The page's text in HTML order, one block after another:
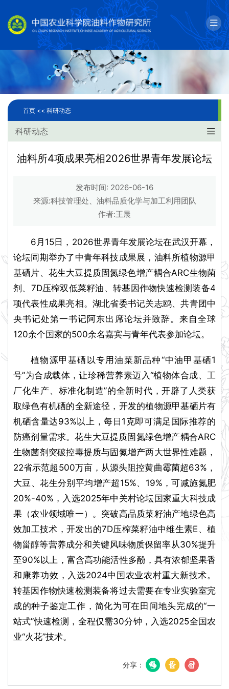
English 邮箱
科学研究
人才队伍
研究生教育
首页 << 科研动态
科研动态
油料所4项成果亮相2026世界青年发展论坛
发布时间: 2026-06-16
来源:科技管理处、油料品质化学与加工利用团队
作者:王晨
6月15日，2026世界青年发展论坛在武汉开幕，
论坛同期举办了中青年科技成果展，油料所植物源甲
基硒片、花生大豆提质固氮绿色增产耦合ARC生物菌
剂、7D压榨双低菜籽油、转基因作物快速检测装备4
项代表性成果亮相。湖北省委书记关志鸥、共青团中
央书记处第一书记阿东出席论坛并致辞。来自全球
120余个国家的500余名嘉宾与青年代表参加论坛。
植物源甲基硒以专用油菜新品种“中油甲基硒1
号”为合成载体，让珍稀营养素迈入“植物体合成、工
厂化生产、标准化制造”的全新时代，开辟了人类获
取绿色有机硒的全新途径，开发的植物源甲基硒片有
机硒含量达93%以上，每日1克即可满足国际推荐的
防癌剂量需求。花生大豆提质固氮绿色增产耦合ARC
生物菌剂突破控毒提质与固氮增产两大世界性难题，
22省示范超500万亩，从源头阻控黄曲霉菌超63%，
大豆、花生分别平均增产超15%、19%，可减施氮肥
20%-40%，入选2025年中关村论坛国家重大科技成
果（农业领域唯一）。突破高品质菜籽油产地绿色高
效加工技术，开发出的7D压榨菜籽油中维生素E、植
物甾醇等营养成分和关键风味物质保留率从30%提升
至90%以上，富含高功能活性多酚，具有浓郁坚果香
和康养功效，入选2024中国农业农村重大新技术。
转基因作物快速检测装备将过去需要在专业实验室完
成的种子鉴定工作，简化为可在田间地头完成的“一
站式”快速检测，全程仅需30分钟，入选2025全国农
业“火花”技术。
分享：